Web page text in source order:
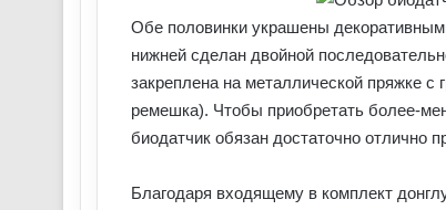
Обе половинки украшены
нижней сделан двойной
закреплена на металлической пряжке с
ремешка). Чтобы приобретать более-
биодатчик обязан достаточно отлично
Благодаря входящему в комплект